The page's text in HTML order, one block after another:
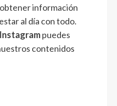
información
al día con todo.
Instagrampuedes
contenidos